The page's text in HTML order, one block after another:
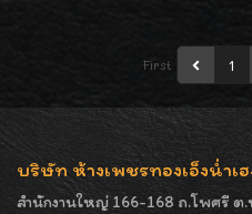
First 1
บริษัท ห้างเพชรทองเอ็งน่ำเฮ
สำนักงานใหญ่ 166-168 ถ.โพศรี ต